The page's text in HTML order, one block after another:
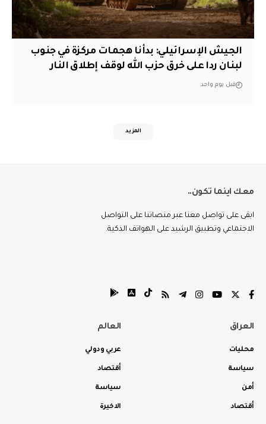
الجيش الإسرائيلي: بدأنا هجمات مركزة في جنوب
لبنان ردا على خرق حزب الله لوقف إطلاق النار
قبل يوم واحد
المزيد
معك اينما تكون..
ابقى على تواصل معنا عبر منصاتنا على التواصل
الاجتماعي وتطبيق الرشيد على الهواتف الذكية.
العراق
محليات
سياسة
أمن
أقتصاد
العالم
عربي ودولي
أقتصاد
سياسة
الاخيرة